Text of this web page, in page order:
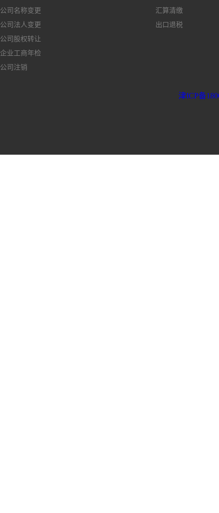
公司名称变更
公司法人变更
公司股权转让
企业工商年检
公司注销
汇算清缴
出口退税
津ICP备